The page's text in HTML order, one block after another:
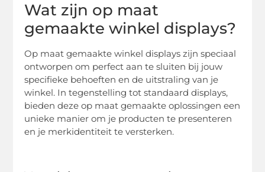
Wat zijn op maat
gemaakte winkel displays?
Op maat gemaakte winkel displays zijn speciaal
ontworpen om perfect aan te sluiten bij jouw
specifieke behoeften en de uitstraling van je
winkel. In tegenstelling tot standaard displays,
bieden deze op maat gemaakte oplossingen een
unieke manier om je producten te presenteren
en je merkidentiteit te versterken.